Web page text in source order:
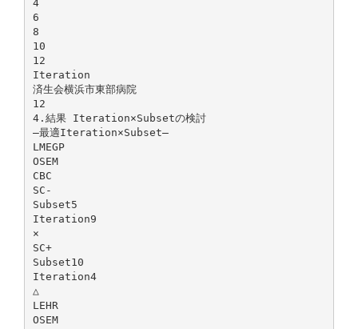
4
6
8
10
12
Iteration
済生会横浜市東部病院
12
4.結果 Iteration×Subsetの検討
―最適Iteration×Subset―
LMEGP
OSEM
CBC
SC-
Subset5
Iteration9
×
SC+
Subset10
Iteration4
△
LEHR
OSEM